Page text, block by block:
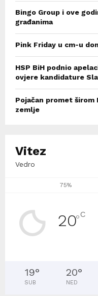
Bingo Group i ove
građanima
Pink Friday u cm-u
HSP BiH podnio
ovjere kandidature
Pojačan promet širom
zemlje
Vitez
Vedro
75%
20°C
19°
SUB
20°
NED